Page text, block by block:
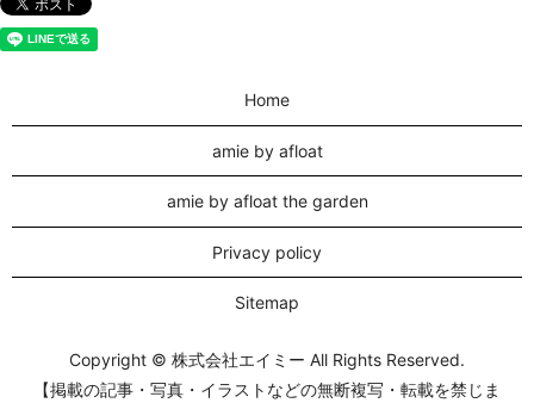
Home
amie by afloat
amie by afloat the garden
Privacy policy
Sitemap
Copyright © 株式会社エイミー All Rights Reserved.
【掲載の記事・写真・イラストなどの無断複写・転載を禁じま